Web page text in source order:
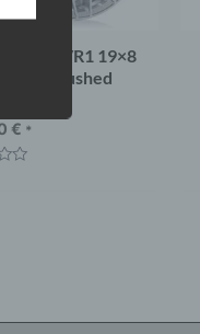
CVR1 19×8
Brushed
€ *